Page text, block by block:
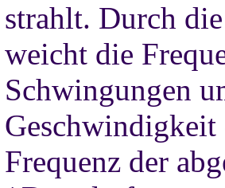
strahlt. Durch
weicht die
Schwingungen
Geschwindigkeit
Frequenz der